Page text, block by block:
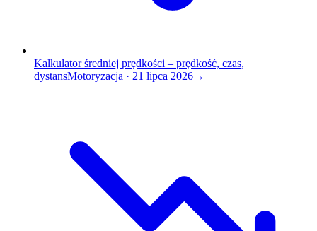
Kalkulator średniej prędkości – prędkość, czas,
dystansMotoryzacja · 21 lipca 2026→